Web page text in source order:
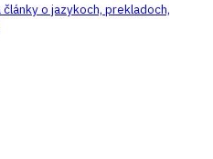
o jazykoch, prekladoch,